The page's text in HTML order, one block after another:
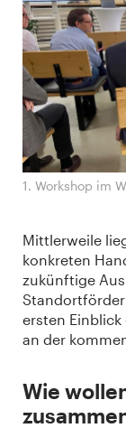
1. Workshop im
Mittlerweile
konkreten
zukünftige
ersten
an der
Wie